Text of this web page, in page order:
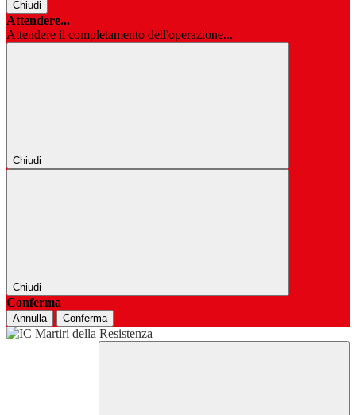
Chiudi
Attendere...
Attendere il completamento dell'operazione...
Chiudi
Chiudi
Conferma
Annulla Conferma